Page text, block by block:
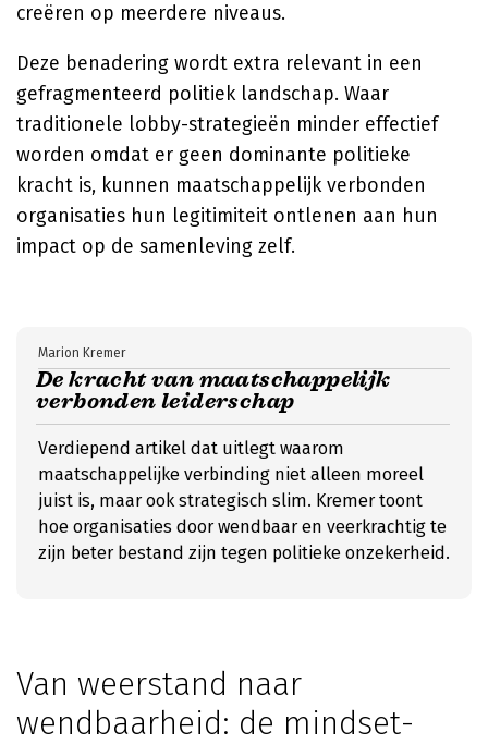
creëren op meerdere niveaus.
Deze benadering wordt extra relevant in een
gefragmenteerd politiek landschap. Waar
traditionele lobby-strategieën minder effectief
worden omdat er geen dominante politieke
kracht is, kunnen maatschappelijk verbonden
organisaties hun legitimiteit ontlenen aan hun
impact op de samenleving zelf.
De kracht van maatschappelijk
verbonden leiderschap
Marion Kremer
Verdiepend artikel dat uitlegt waarom
maatschappelijke verbinding niet alleen moreel
juist is, maar ook strategisch slim. Kremer toont
hoe organisaties door wendbaar en veerkrachtig te
zijn beter bestand zijn tegen politieke onzekerheid.
Van weerstand naar
wendbaarheid: de mindset-